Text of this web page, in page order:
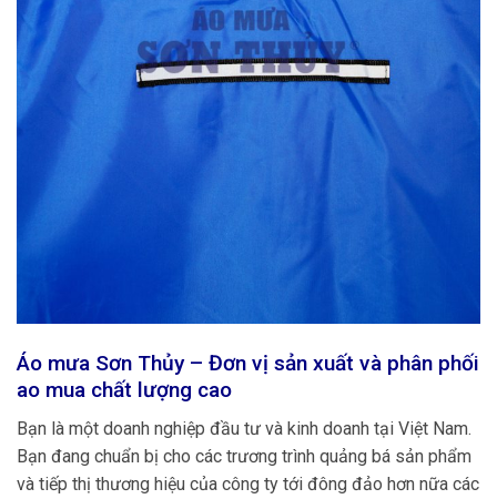
Áo mưa Sơn Thủy – Đơn vị sản xuất và phân phối
ao mua chất lượng cao
Bạn là một doanh nghiệp đầu tư và kinh doanh tại Việt Nam.
Bạn đang chuẩn bị cho các trương trình quảng bá sản phẩm
và tiếp thị thương hiệu của công ty tới đông đảo hơn nữa các